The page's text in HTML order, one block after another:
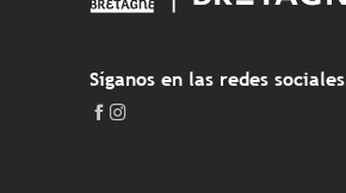
Síganos en las redes sociales